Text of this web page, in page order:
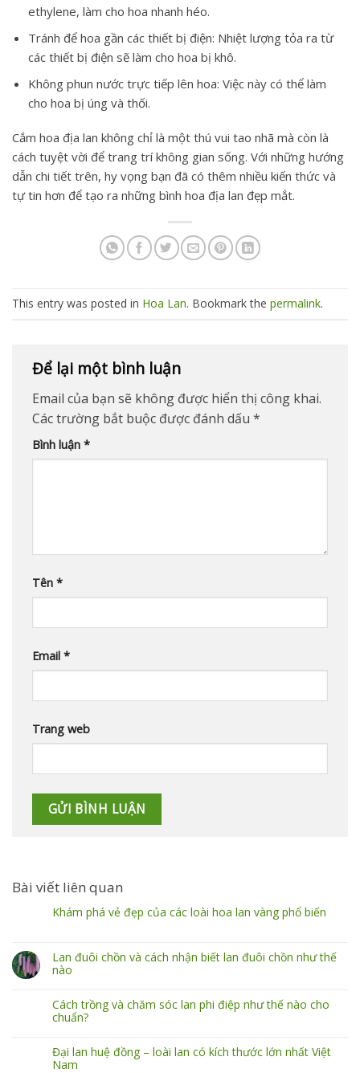
ethylene, làm cho hoa nhanh héo.
Tránh để hoa gần các thiết bị điện: Nhiệt lượng tỏa ra từ
các thiết bị điện sẽ làm cho hoa bị khô.
Không phun nước trực tiếp lên hoa: Việc này có thể làm
cho hoa bị úng và thối.
Cắm hoa địa lan không chỉ là một thú vui tao nhã mà còn là
cách tuyệt vời để trang trí không gian sống. Với những hướng
dẫn chi tiết trên, hy vọng bạn đã có thêm nhiều kiến thức và
tự tin hơn để tạo ra những bình hoa địa lan đẹp mắt.
This entry was posted in Hoa Lan. Bookmark the permalink.
Để lại một bình luận
Email của bạn sẽ không được hiển thị công khai.
Các trường bắt buộc được đánh dấu *
Bình luận *
Tên *
Email *
Trang web
Bài viết liên quan
Khám phá vẻ đẹp của các loài hoa lan vàng phổ biến
Lan đuôi chồn và cách nhận biết lan đuôi chồn như thế
nào
Cách trồng và chăm sóc lan phi điệp như thế nào cho
chuẩn?
Đại lan huệ đồng – loài lan có kích thước lớn nhất Việt
Nam